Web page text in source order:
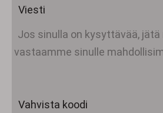
Viesti
Vahvista koodi